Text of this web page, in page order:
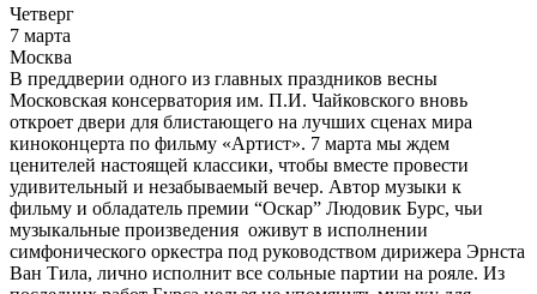
Четверг
7 марта
Москва
В преддверии одного из главных праздников весны
Московская консерватория им. П.И. Чайковского вновь
откроет двери для блистающего на лучших сценах мира
киноконцерта по фильму «Артист». 7 марта мы ждем
ценителей настоящей классики, чтобы вместе провести
удивительный и незабываемый вечер. Автор музыки к
фильму и обладатель премии “Оскар” Людовик Бурс, чьи
музыкальные произведения оживут в исполнении
симфонического оркестра под руководством дирижера Эрнста
Ван Тила, лично исполнит все сольные партии на рояле. Из